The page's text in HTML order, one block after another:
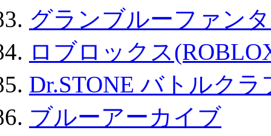
グランブルーファン
ロブロックス
Dr.STONE バトルク
ブルーアーカイブ